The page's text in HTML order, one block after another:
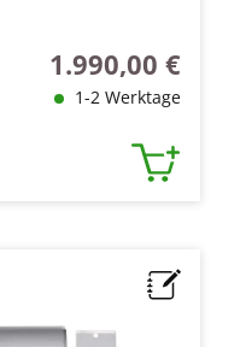
Regulärer Preis:
1.990,00 €
1-2 Werktage